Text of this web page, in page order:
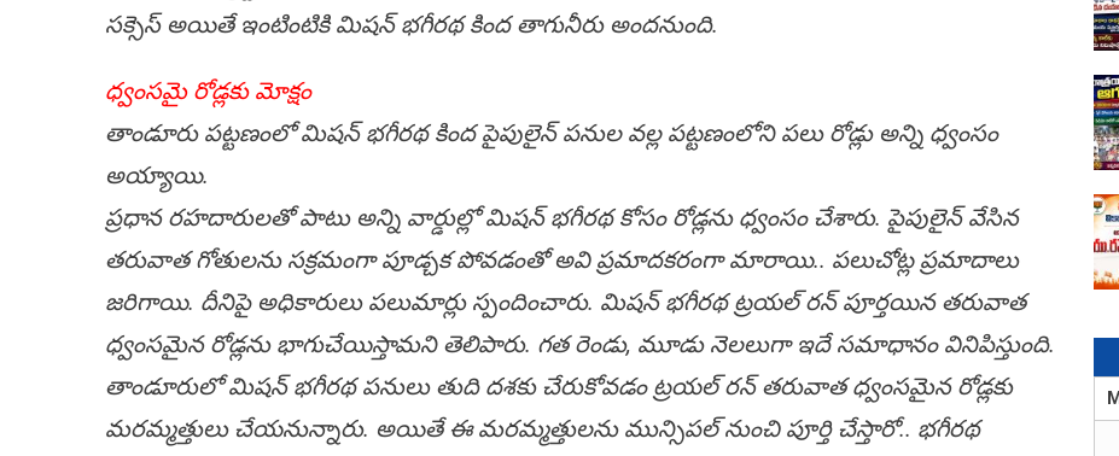
స‌క్సెస్ అయితే ఇంటింటికి మిష‌న్ భ‌గీర‌థ కింద తాగునీరు అంద‌నుంది.
ధ్వంస‌మై రోడ్ల‌కు మోక్షం
తాండూరు ప‌ట్ట‌ణంలో మిష‌న్ భ‌గీర‌థ కింద పైపులైన్ ప‌నుల వ‌ల్ల ప‌ట్ట‌ణంలోని ప‌లు రోడ్లు అన్ని ధ్వంసం
అయ్యాయి.
ప్ర‌ధాన ర‌హ‌దారుల‌తో పాటు అన్ని వార్డుల్లో మిష‌న్ భ‌గీర‌థ కోసం రోడ్ల‌ను ధ్వంసం చేశారు. పైపులైన్ వేసిన
త‌రువాత గోతుల‌ను స‌క్ర‌మంగా పూడ్చ‌క పోవ‌డంతో అవి ప్ర‌మాద‌క‌రంగా మారాయి.. ప‌లుచోట్ల ప్ర‌మాదాలు
జ‌రిగాయి. దీనిపై అధికారులు ప‌లుమార్లు స్పందించారు. మిష‌న్ భ‌గీర‌థ ట్ర‌య‌ల్ ర‌న్ పూర్తయిన త‌రువాత
ధ్వంస‌మైన రోడ్ల‌ను భాగుచేయిస్తామ‌ని తెలిపారు. గ‌త రెండు, మూడు నెల‌లుగా ఇదే స‌మాధానం వినిపిస్తుంది.
తాండూరులో మిష‌న్ భ‌గీర‌థ ప‌నులు తుది ద‌శ‌కు చేరుకోవ‌డం ట్ర‌య‌ల్ ర‌న్ త‌రువాత ధ్వంస‌మైన రోడ్ల‌కు
మ‌ర‌మ్మ‌త్తులు చేయ‌నున్నారు. అయితే ఈ మ‌ర‌మ్మ‌త్తుల‌ను మున్సిప‌ల్ నుంచి పూర్తి చేస్తారో.. భ‌గీర‌థ
M